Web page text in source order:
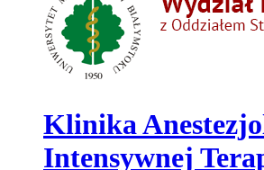
Klinika
Intensywnej